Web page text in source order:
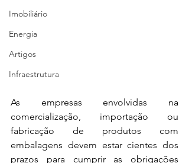
Imobiliário
Energia
Artigos
Infraestrutura
As empresas envolvidas na
comercialização, importação ou
fabricação de produtos com
embalagens devem estar cientes dos
prazos para cumprir as obrigações